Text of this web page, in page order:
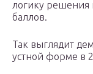
логику решения
баллов.
Так выглядит
устной форме в